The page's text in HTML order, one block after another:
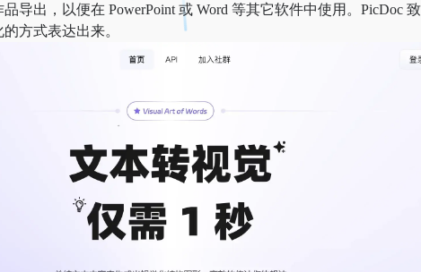
导出，以便在 PowerPoint 或 Word 等其它软件中使用。PicDoc
方式表达出来。